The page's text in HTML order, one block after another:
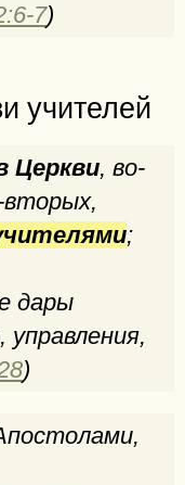
7)
учителей
Церкви, во-
;
дары
управления,
)